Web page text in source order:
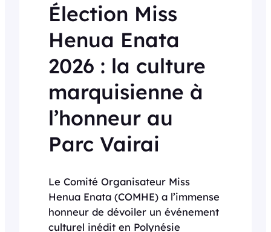
Élection Miss
Henua Enata
2026 : la culture
marquisienne à
l’honneur au
Parc Vairai
Le Comité Organisateur Miss
Henua Enata (COMHE) a l’immense
honneur de dévoiler un événement
culturel inédit en Polynésie